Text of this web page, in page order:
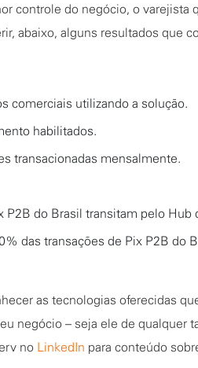
controle do negócio, o varejista
abaixo, alguns resultados que
comerciais utilizando a solução.
habilitados.
transacionadas mensalmente.
do Brasil transitam pelo Hub
das transações de Pix P2B do
as tecnologias oferecidas
negócio – seja ele de qualquer
no LinkedIn para conteúdo